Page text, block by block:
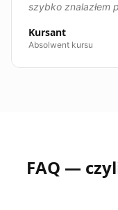
szybko znalazłem
Kursant
Absolwent kursu
FAQ —